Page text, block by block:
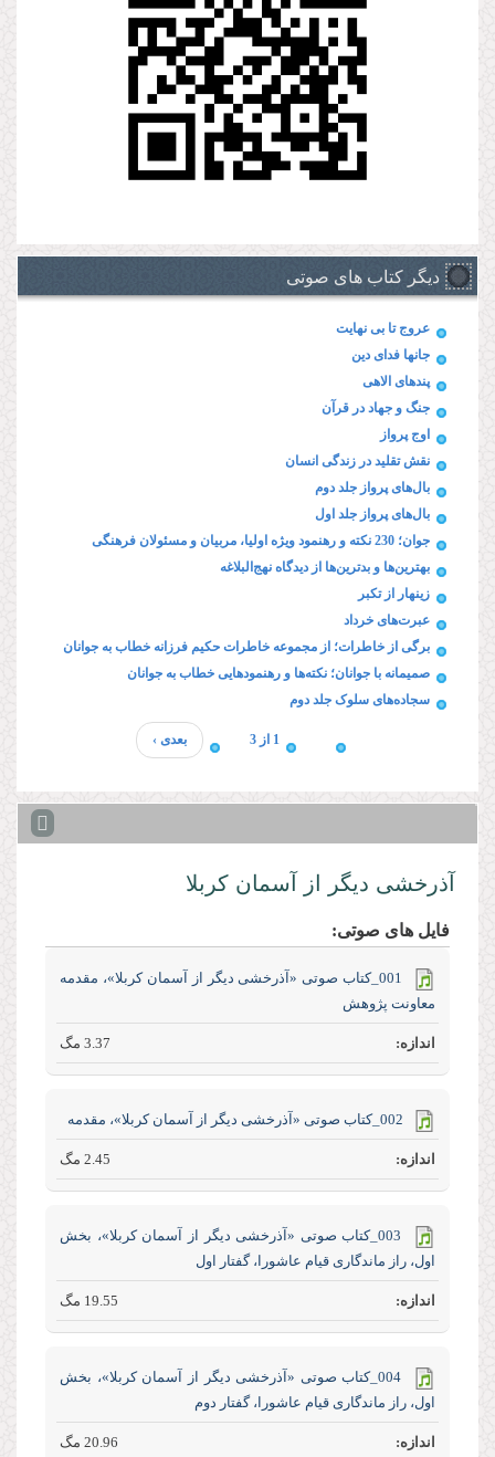
دیگر کتاب های صوتی
عروج تا بی نهایت
جانها فدای دین
پند‌های الاهی
جنگ و جهاد در قرآن
اوج پرواز
نقش تقلید در زندگی انسان
بال‌های پرواز جلد دوم
بال‌های پرواز جلد اول
جوان؛ 230 نکته و رهنمود ویژه‌ اولیا، مربیان و مسئولان فرهنگی
بهترین‌ها و بدترین‌ها از دیدگاه نهج‌البلاغه
زینهار از تکبر
عبرت‌های خرداد
برگی از خاطرات؛ از مجموعه خاطرات حکیم فرزانه خطاب به جوانان
صمیمانه با جوانان؛ نکته‌ها و رهنمودهایی خطاب به جوانان
سجاده‌های سلوک جلد دوم
1 از 3 بعدی ›
آذرخشی‌ دیگر‌ از‌ آسمان‌ کربلا
فایل های صوتی:
001_کتاب صوتی «آذرخشی‌ دیگر‌ از‌ آسمان‌ کربلا»، مقدمه
معاونت پژوهش
3.37 مگ
002_کتاب صوتی «آذرخشی‌ دیگر‌ از‌ آسمان‌ کربلا»، مقدمه
2.45 مگ
003_کتاب صوتی «آذرخشی‌ دیگر‌ از‌ آسمان‌ کربلا»، بخش
اول، راز‌ ماندگاری‌ قیام عاشورا، گفتار اول
19.55 مگ
004_کتاب صوتی «آذرخشی‌ دیگر‌ از‌ آسمان‌ کربلا»، بخش
اول، راز‌ ماندگاری قیام عاشورا، گفتار دوم
20.96 مگ